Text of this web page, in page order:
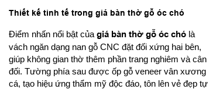
Thiết kế tinh tế trong giá bàn thờ gỗ óc chó
Điểm nhấn nổi bật của giá bàn thờ gỗ óc chó là
vách ngăn dạng nan gỗ CNC đặt đối xứng hai bên,
giúp không gian thờ thêm phần trang nghiêm và cân
đối. Tường phía sau được ốp gỗ veneer vân xương
cá, tạo hiệu ứng thẩm mỹ độc đáo, tôn lên vẻ đẹp tự